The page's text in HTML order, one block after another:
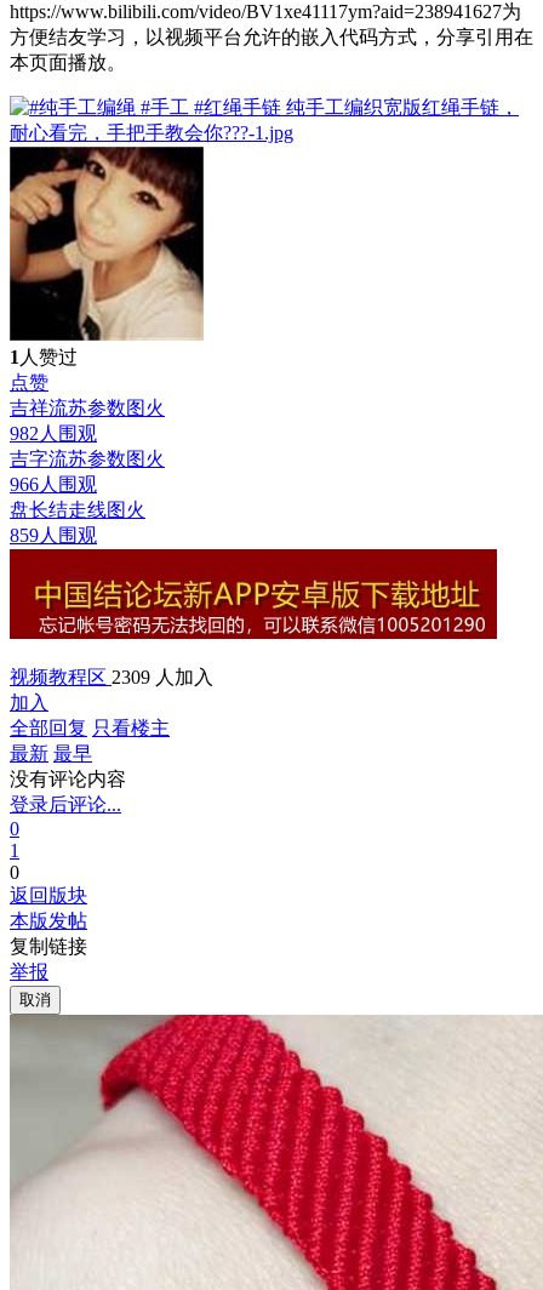
https://www.bilibili.com/video/BV1xe41117ym?aid=238941627为
方便结友学习，以视频平台允许的嵌入代码方式，分享引用在
本页面播放。
1 人赞过
点赞
吉祥流苏参数图火
982人围观
吉字流苏参数图火
966人围观
盘长结走线图火
859人围观
视频教程区 2309 人加入
加入
全部回复 只看楼主
最新 最早
没有评论内容
登录后评论...
0
1
0
返回版块
本版发帖
复制链接
举报
取消